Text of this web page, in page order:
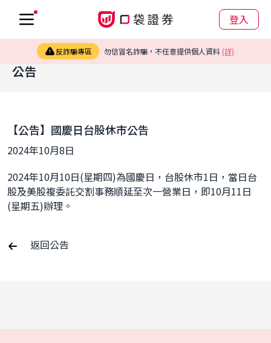
登入
反詐騙專區 勿信冒名詐騙，不任意提供個人資料 (詳)
公告
【公告】國慶日台股休市公告
2024年10月8日
2024年10月10日(星期四)為國慶日，台股休市1日，當日台
股及美股複委託交割事務順延至次一營業日，即10月11日
(星期五)辦理。
返回公告